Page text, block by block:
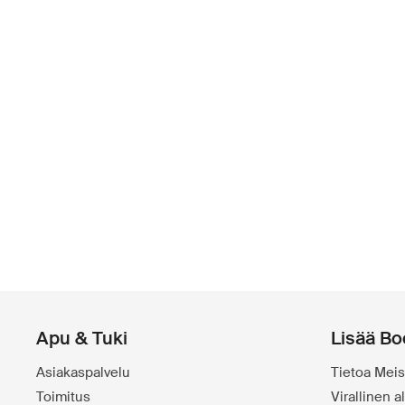
Apu & Tuki
Asiakaspalvelu
Toimitus
Lisää
Tietoa
Virallinen